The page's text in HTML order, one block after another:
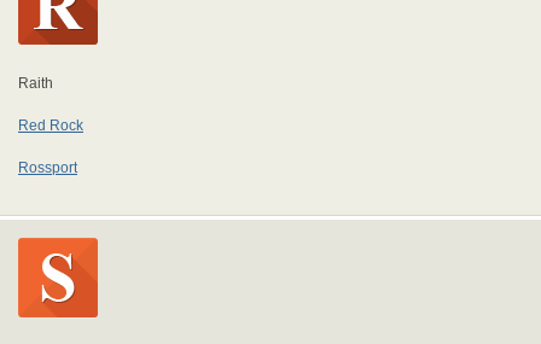
Raith
Red Rock
Rossport